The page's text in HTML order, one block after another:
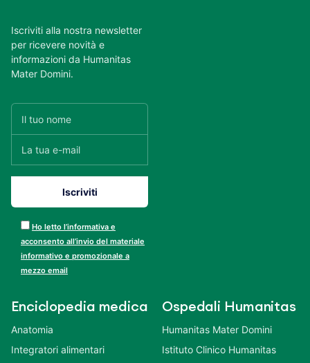
Iscriviti alla nostra newsletter
per ricevere novità e
informazioni da Humanitas
Mater Domini.
Ho letto l’informativa e
acconsento all’invio del materiale
informativo e promozionale a
mezzo email
Enciclopedia medica
Anatomia
Integratori alimentari
Ospedali Humanitas
Humanitas Mater Domini
Istituto Clinico Humanitas